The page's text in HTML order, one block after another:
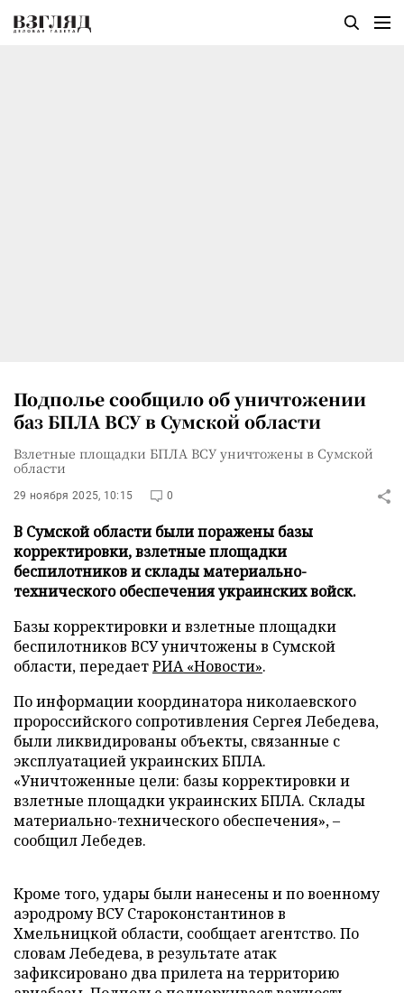
Подполье сообщило об уничтожении
баз БПЛА ВСУ в Сумской области
Взлетные площадки БПЛА ВСУ уничтожены в Сумской
области
29 ноября 2025, 10:15 0
В Сумской области были поражены базы
корректировки, взлетные площадки
беспилотников и склады материально-
технического обеспечения украинских войск.
Базы корректировки и взлетные площадки
беспилотников ВСУ уничтожены в Сумской
области, передаетРИА «Новости».
По информации координатора николаевского
пророссийского сопротивления Сергея Лебедева,
были ликвидированы объекты, связанные с
эксплуатацией украинских БПЛА.
«Уничтоженные цели: базы корректировки и
взлетные площадки украинских БПЛА. Склады
материально-технического обеспечения», –
сообщил Лебедев.
Кроме того, удары были нанесены и по военному
аэродрому ВСУ Староконстантинов в
Хмельницкой области, сообщает агентство. По
словам Лебедева, в результате атак
зафиксировано два прилета на территорию